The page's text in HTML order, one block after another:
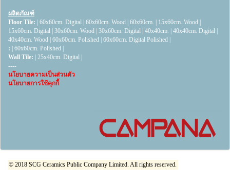
ผลิตภัณฑ์
Floor Tile:
60x60cm. Digital 60x60cm. Wood 60x60cm. 15x60cm. Wood
15x60cm. Digital 30x60cm. Wood 30x60cm. Digital 40x40cm. 40x40cm. Digital
40x40cm. Wood 60x60cm. Polished 60x60cm. Digital Polished
:
60x60cm. Polished
Wall Tile:
25x40cm. Digital
----
นโยบายความเป็นส่วนตัว
นโยบายการใช้คุกกี้
© 2018 SCG Ceramics Public Company Limited. All rights reserved.